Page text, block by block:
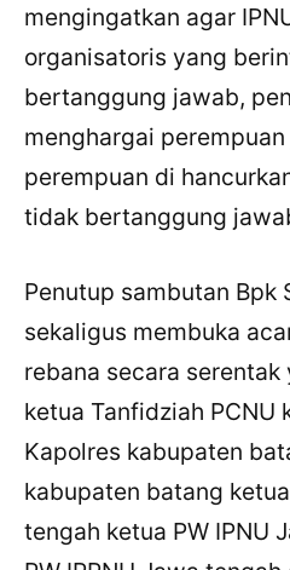
mengingatkan agar
organisatoris yang
bertanggung jawab,
menghargai
perempuan di
tidak bertanggung
Penutup sambutan Bpk
sekaligus membuka
rebana secara
ketua Tanfidziah PCNU
Kapolres kabupaten
kabupaten batang
tengah ketua PW IPNU